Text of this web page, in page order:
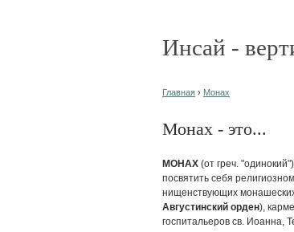
Инсай -
Главная › Монах
Монах - это...
МОНАХ (от греч.
посвятить себя
нищенствующих
Августинский орден),
госпитальеров св. Иоанна,